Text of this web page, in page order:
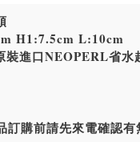
H1:7.5cm L:10cm
裝進口NEOPERL省水
訂購前請先來電確認有